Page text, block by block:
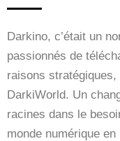
Darkino, c’était un
passionnés de
raisons
DarkiWorld. Un
racines dans le
monde numérique